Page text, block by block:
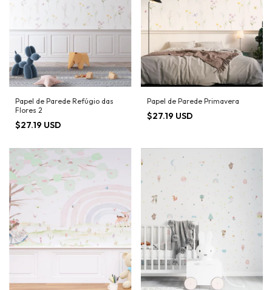
Papel de Parede Refúgio das
Flores 2
$27.19 USD
Papel de Parede Primavera
$27.19 USD